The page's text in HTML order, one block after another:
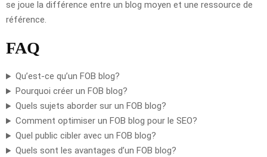
se joue la différence entre un blog moyen et une ressource de
référence.
FAQ
Qu’est-ce qu’un FOB blog?
Pourquoi créer un FOB blog?
Quels sujets aborder sur un FOB blog?
Comment optimiser un FOB blog pour le SEO?
Quel public cibler avec un FOB blog?
Quels sont les avantages d’un FOB blog?